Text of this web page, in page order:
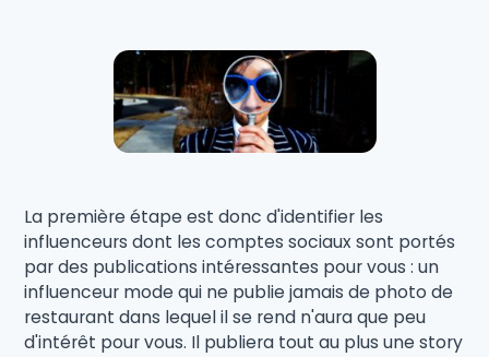
La première étape est donc d'identifier les
influenceurs dont les comptes sociaux sont portés
par des publications intéressantes pour vous : un
influenceur mode qui ne publie jamais de photo de
restaurant dans lequel il se rend n'aura que peu
d'intérêt pour vous. Il publiera tout au plus une story